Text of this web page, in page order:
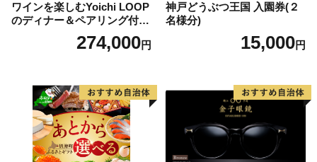
ワインを楽しむYoichi LOOP
のディナー＆ペアリング付宿
泊プラン＜デラックスツイン
274,000円
神戸どうぶつ王国 入園券(２
名様分)
15,000円